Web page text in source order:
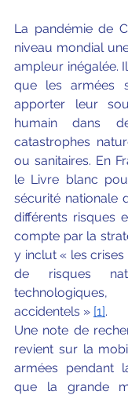
La pandémie de
niveau mondial
ampleur inégalée.
que les armées
apporter leur
humain dans
catastrophes
ou sanitaires. En
le Livre blanc
sécurité nationale
différents risques
compte par la
y inclut « les
de risques
accidentels » [1].
Une note de
revient sur la
armées pendant
que la grande